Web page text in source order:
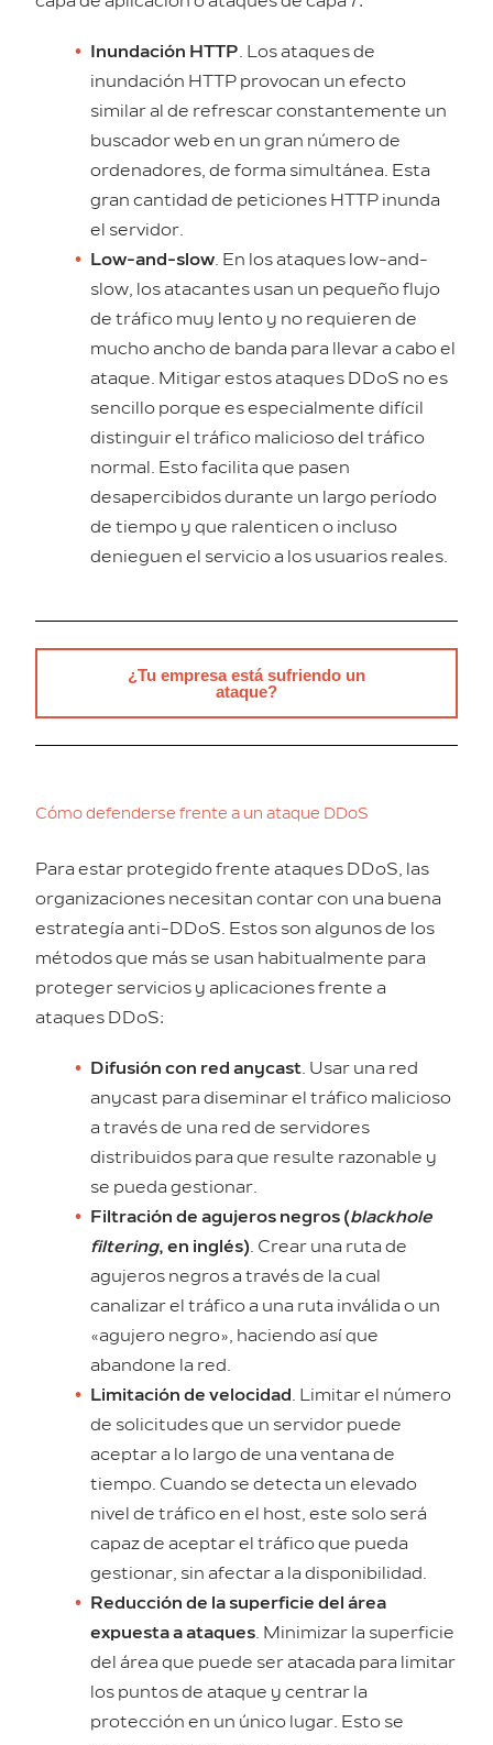
Inundación HTTP. Los ataques de
inundación HTTP provocan un efecto
similar al de refrescar constantemente un
buscador web en un gran número de
ordenadores, de forma simultánea. Esta
gran cantidad de peticiones HTTP inunda
el servidor.
Low-and-slow. En los ataques low-and-
slow, los atacantes usan un pequeño flujo
de tráfico muy lento y no requieren de
mucho ancho de banda para llevar a cabo el
ataque. Mitigar estos ataques DDoS no es
sencillo porque es especialmente difícil
distinguir el tráfico malicioso del tráfico
normal. Esto facilita que pasen
desapercibidos durante un largo período
de tiempo y que ralenticen o incluso
denieguen el servicio a los usuarios reales.
¿Tu empresa está sufriendo un
ataque?
Cómo defenderse frente a un ataque DDoS
Para estar protegido frente ataques DDoS, las
organizaciones necesitan contar con una buena
estrategía anti-DDoS. Estos son algunos de los
métodos que más se usan habitualmente para
proteger servicios y aplicaciones frente a
ataques DDoS:
Difusión con red anycast . Usar una red
anycast para diseminar el tráfico malicioso
a través de una red de servidores
distribuidos para que resulte razonable y
se pueda gestionar.
Filtración de agujeros negros (blackhole
filtering, en inglés) . Crear una ruta de
agujeros negros a través de la cual
canalizar el tráfico a una ruta inválida o un
«agujero negro», haciendo así que
abandone la red.
Limitación de velocidad . Limitar el número
de solicitudes que un servidor puede
aceptar a lo largo de una ventana de
tiempo. Cuando se detecta un elevado
nivel de tráfico en el host, este solo será
capaz de aceptar el tráfico que pueda
gestionar, sin afectar a la disponibilidad.
Reducción de la superficie del área
expuesta a ataques . Minimizar la superficie
del área que puede ser atacada para limitar
los puntos de ataque y centrar la
protección en un único lugar. Esto se